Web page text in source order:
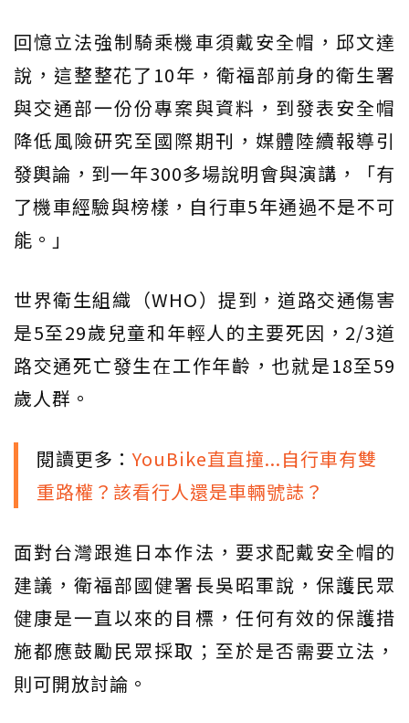
回憶立法強制騎乘機車須戴安全帽，邱文達
說，這整整花了10年，衛福部前身的衛生署
與交通部一份份專案與資料，到發表安全帽
降低風險研究至國際期刊，媒體陸續報導引
發輿論，到一年300多場說明會與演講，「有
了機車經驗與榜樣，自行車5年通過不是不可
能。」
世界衛生組織（WHO）提到，道路交通傷害
是5至29歲兒童和年輕人的主要死因，2/3道
路交通死亡發生在工作年齡，也就是18至59
歲人群。
閱讀更多：YouBike直直撞...自行車有雙
重路權？該看行人還是車輛號誌？
面對台灣跟進日本作法，要求配戴安全帽的
建議，衛福部國健署長吳昭軍說，保護民眾
健康是一直以來的目標，任何有效的保護措
施都應鼓勵民眾採取；至於是否需要立法，
則可開放討論。